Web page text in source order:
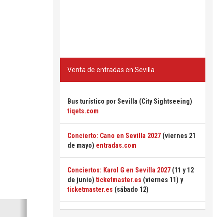
Siguiente
Venta de entradas en Sevilla
Bus turístico por Sevilla (City Sightseeing)
tiqets.com
Concierto: Cano en Sevilla 2027 (viernes 21
de mayo) entradas.com
Conciertos: Karol G en Sevilla 2027 (11 y 12
de junio) ticketmaster.es (viernes 11) y
ticketmaster.es (sábado 12)